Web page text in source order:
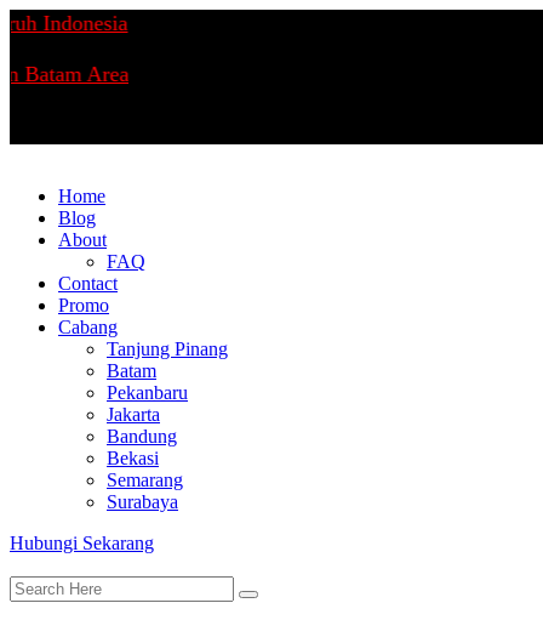
Indonesia
Area
Home
Blog
About
FAQ
Contact
Promo
Cabang
Tanjung Pinang
Batam
Pekanbaru
Jakarta
Bandung
Bekasi
Semarang
Surabaya
Hubungi Sekarang